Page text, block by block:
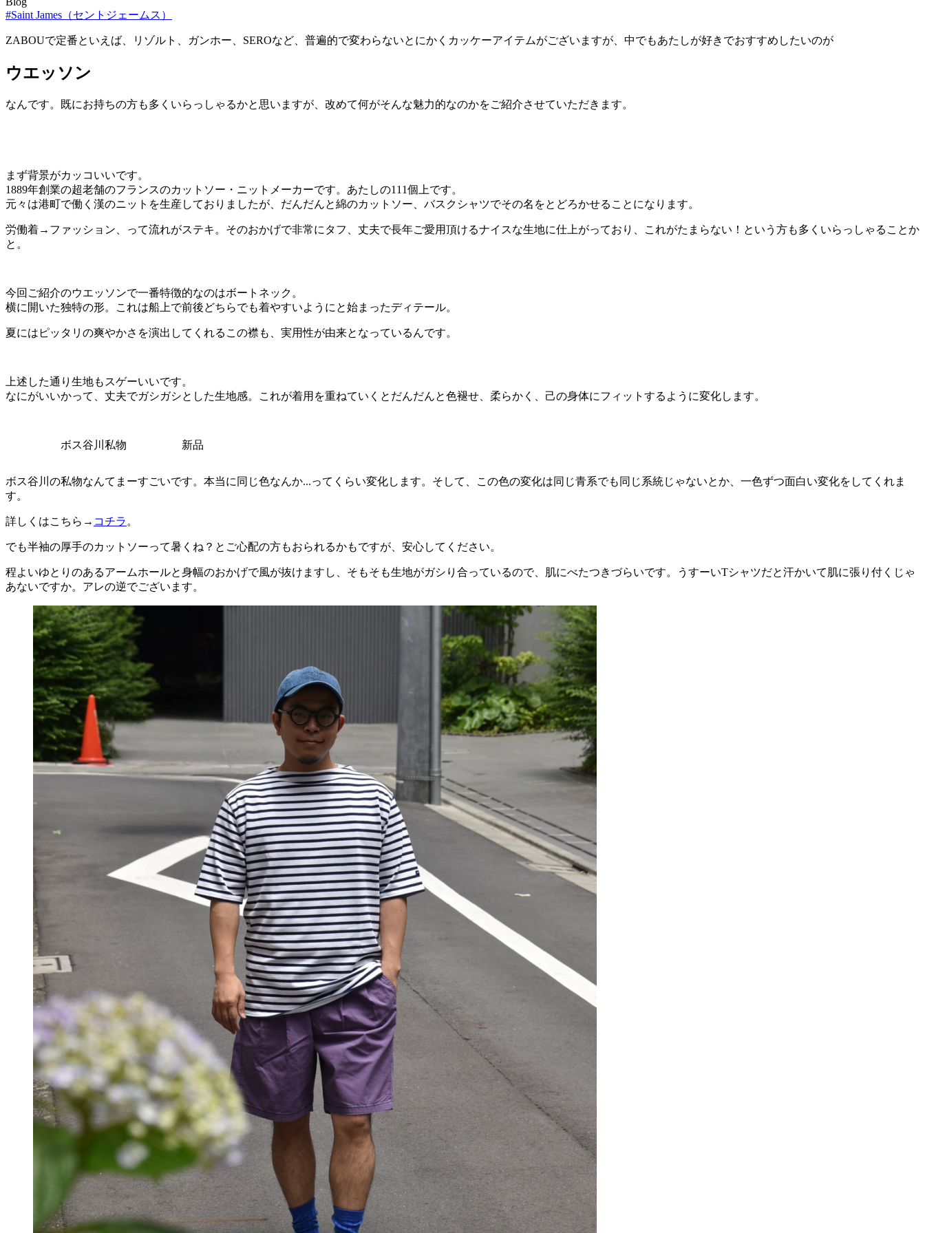
#Saint James（セントジェームス）
ZABOUで定番といえば、リゾルト、ガンホー、SEROなど、普遍的で変わらないとにかくカッケーアイテムがございますが、中でもあたしが好きでおすすめしたいのが
ウエッソン
なんです。既にお持ちの方も多くいらっしゃるかと思いますが、改めて何がそんな魅力的なのかをご紹介させていただきます。
まず背景がカッコいいです。
1889年創業の超老舗のフランスのカットソー・ニットメーカーです。あたしの111個上です。
元々は港町で働く漢のニットを生産しておりましたが、だんだんと綿のカットソー、バスクシャツでその名をとどろかせることになります。
労働着→ファッション、って流れがステキ。そのおかげで非常にタフ、丈夫で長年ご愛用頂けるナイスな生地に仕上がっており、これがたまらない！という方も多くいらっしゃることか
と。
今回ご紹介のウエッソンで一番特徴的なのはボートネック。
横に開いた独特の形。これは船上で前後どちらでも着やすいようにと始まったディテール。
夏にはピッタリの爽やかさを演出してくれるこの襟も、実用性が由来となっているんです。
上述した通り生地もスゲーいいです。
なにがいいかって、丈夫でガシガシとした生地感。これが着用を重ねていくとだんだんと色褪せ、柔らかく、己の身体にフィットするように変化します。
ボス谷川私物 新品
ボス谷川の私物なんてまーすごいです。本当に同じ色なんか...ってくらい変化します。そして、この色の変化は同じ青系でも同じ系統じゃないとか、一色ずつ面白い変化をしてくれま
す。
詳しくはこちら→ コチラ 。
でも半袖の厚手のカットソーって暑くね？とご心配の方もおられるかもですが、安心してください。
程よいゆとりのあるアームホールと身幅のおかげで風が抜けますし、そもそも生地がガシり合っているので、肌にべたつきづらいです。うすーいTシャツだと汗かいて肌に張り付くじゃ
あないですか。アレの逆でございます。